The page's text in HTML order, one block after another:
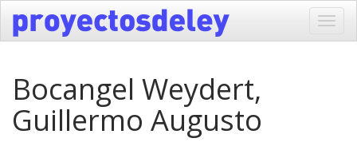
Bocangel Weydert,
Guillermo Augusto